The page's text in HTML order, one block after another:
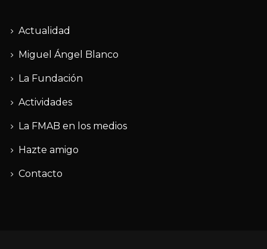
Actualidad
Miguel Ángel Blanco
La Fundación
Actividades
La FMAB en los medios
Hazte amigo
Contacto